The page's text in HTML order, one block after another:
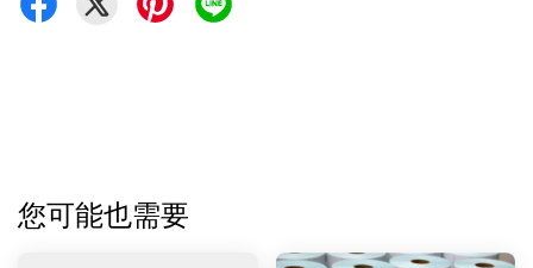
您可能也需要